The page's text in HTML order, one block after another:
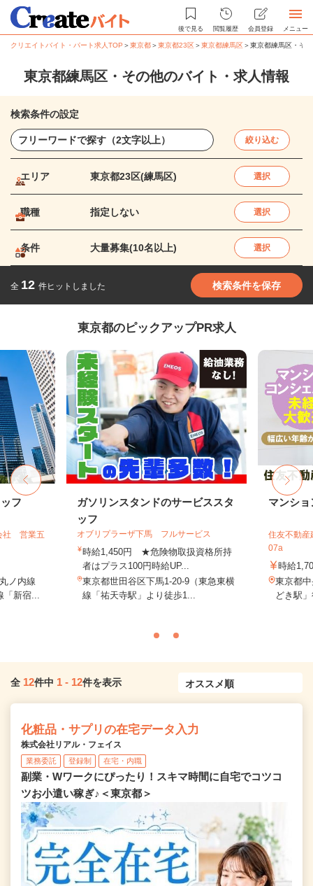
後で見る 閲覧履歴 会員登録 メニュー
クリエイトバイト・パート求人TOP ＞東京都＞東京都23区＞東京都練馬区＞東京都練馬区・そ
東京都練馬区・その他のバイト・求人情報
検索条件の設定
絞り込む
エリア 東京都23区(練馬区) 選択
職種 指定しない 選択
条件 大量募集(10名以上) 選択
全 12 件ヒットしました 検索条件を保存
東京都のピックアップPR求人
フ
社 営業五
ノ内線
新宿...
ガソリンスタンドのサービススタ
ッフ
オブリプラーザ下馬 フルサービス
時給1,450円 ★危険物取扱資格所持
者はプラス100円時給UP...
東京都世田谷区下馬1-20-9（東急東横
線「祐天寺駅」より徒歩1...
マンシ
住友不動産
07a
時給
東京都
どき駅
全 12件中 1 - 12件を表示
化粧品・サプリの在宅データ入力
株式会社リアル・フェイス
業務委託 登録制 在宅・内職
副業・Wワークにぴったり！スキマ時間に自宅でコツコ
ツお小遣い稼ぎ♪＜東京都＞